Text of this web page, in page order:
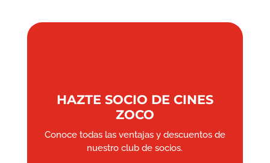
HAZTE SOCIO DE CINES
ZOCO
Conoce todas las ventajas y descuentos de
nuestro club de socios.